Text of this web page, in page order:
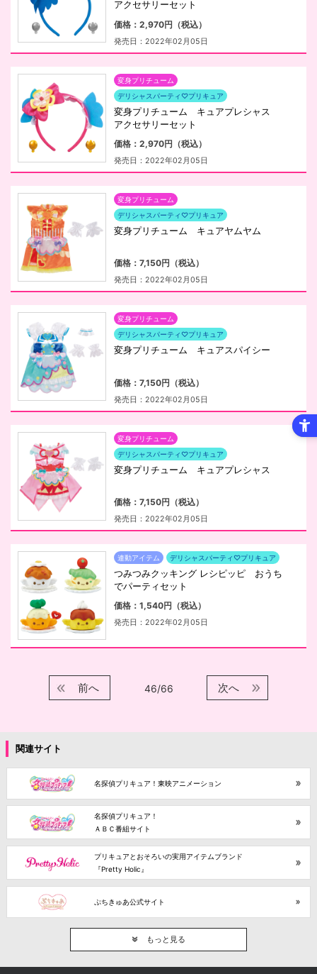
アクセサリーセット
価格：2,970円（税込）
発売日：2022年02月05日
変身プリチューム
デリシャスパーティ♡プリキュア
変身プリチューム キュアプレシャス
アクセサリーセット
価格：2,970円（税込）
発売日：2022年02月05日
変身プリチューム
デリシャスパーティ♡プリキュア
変身プリチューム キュアヤムヤム
価格：7,150円（税込）
発売日：2022年02月05日
変身プリチューム
デリシャスパーティ♡プリキュア
変身プリチューム キュアスパイシー
価格：7,150円（税込）
発売日：2022年02月05日
変身プリチューム
デリシャスパーティ♡プリキュア
変身プリチューム キュアプレシャス
価格：7,150円（税込）
発売日：2022年02月05日
連動アイテム デリシャスパーティ♡プリキュア
つみつみクッキング レシピッピ おうち
でパーティセット
価格：1,540円（税込）
発売日：2022年02月05日
46/66
前へ 次へ
関連サイト
名探偵プリキュア！東映アニメーション
名探偵プリキュア！
ＡＢＣ番組サイト
プリキュアとおそろいの実用アイテムブランド
『Pretty Holic』
ぷちきゅあ公式サイト
もっと見る